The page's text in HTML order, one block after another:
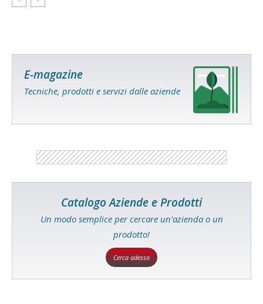
E-magazine
Tecniche, prodotti e servizi dalle aziende
Catalogo Aziende e Prodotti
Un modo semplice per cercare un'azienda o un
prodotto!
Cerca adesso